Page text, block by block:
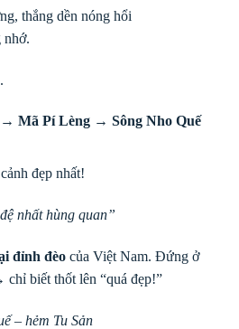
thắng dền nóng hổi
nhớ.
Mã Pí Lèng → Sông Nho Quế
đẹp nhất!
nhất hùng quan”
đỉnh đèo của Việt Nam. Đứng ở
biết thốt lên “quá đẹp!”
– hẻm Tu Sản